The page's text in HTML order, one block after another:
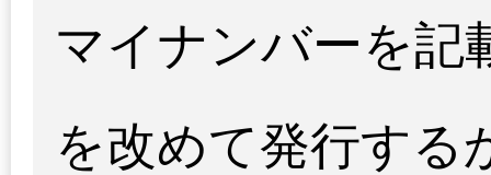
マイナンバーを記
を改めて発行する